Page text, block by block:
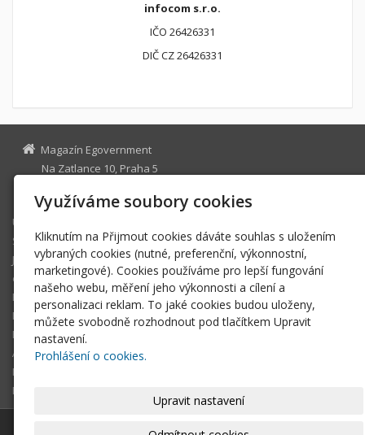
infocom s.r.o.
IČO 26426331
DIČ CZ 26426331
Magazín Egovernment
Na Zatlance 10, Praha 5
egovernment@egovernment.cz
Úvodní stránka
STUDIO
JIHLAVA
eOSOBNOST
ROK INFORMATIKY
MIKULOV
EGOVERNMENT THE BEST
ARCHIV MAGAZÍNU
DOTAZ
REGISTRACE ČTENÁŘE
Magazín Egovernment |Mapa webu
Využíváme soubory cookies
Kliknutím na Přijmout cookies dáváte souhlas s uložením
vybraných cookies (nutné, preferenční, výkonnostní,
marketingové). Cookies používáme pro lepší fungování
našeho webu, měření jeho výkonnosti a cílení a
personalizaci reklam. To jaké cookies budou uloženy,
můžete svobodně rozhodnout pod tlačítkem Upravit
nastavení.
Prohlášení o cookies.
Upravit nastavení